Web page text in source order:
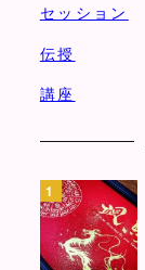
セッション
伝授
講座